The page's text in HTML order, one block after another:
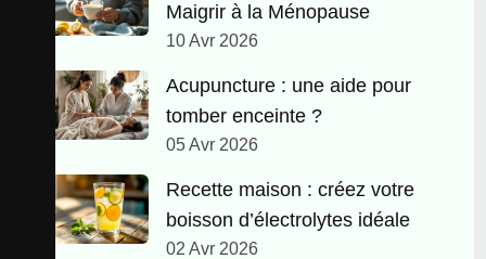
Maigrir à la Ménopause
10 Avr 2026
Acupuncture : une aide pour
tomber enceinte ?
05 Avr 2026
Recette maison : créez votre
boisson d’électrolytes idéale
02 Avr 2026